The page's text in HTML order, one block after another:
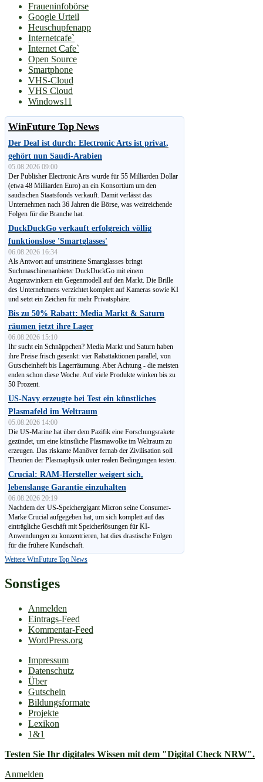
Fraueninfobörse
Google Urteil
Heuschupfenapp
Internetcafe`
Internet Cafe`
Open Source
Smartphone
VHS-Cloud
VHS Cloud
Windows11
WinFuture Top News
Der Deal ist durch: Electronic Arts ist privat,
gehört nun Saudi-Arabien
05.08.2026 09:00
Der Publisher Electronic Arts wurde für 55 Milliarden Dollar
(etwa 48 Milliarden Euro) an ein Konsortium um den
saudischen Staatsfonds verkauft. Damit verlässt das
Unternehmen nach 36 Jahren die Börse, was weitreichende
Folgen für die Branche hat.
DuckDuckGo verkauft erfolgreich völlig
funktionslose 'Smartglasses'
06.08.2026 16:34
Als Antwort auf umstrittene Smartglasses bringt
Suchmaschinen­anbieter DuckDuckGo mit einem
Augenzwinkern ein Gegenmodell auf den Markt. Die Brille
des Unternehmens verzichtet komplett auf Kameras sowie KI
und setzt ein Zeichen für mehr Privatsphäre.
Bis zu 50% Rabatt: Media Markt & Saturn
räumen jetzt ihre Lager
06.08.2026 15:10
Ihr sucht ein Schnäppchen? Media Markt und Saturn haben
ihre Preise frisch gesenkt: vier Rabattaktionen parallel, von
Gut­schein­heft bis Lagerräumung. Aber Achtung - die meisten
enden schon diese Woche. Auf viele Produkte winken bis zu
50 Prozent.
US-Navy erzeugte bei Test ein künstliches
Plasmafeld im Weltraum
05.08.2026 14:00
Die US-Marine hat über dem Pazifik eine Forschungsrakete
gezündet, um eine künstliche Plasmawolke im Weltraum zu
erzeugen. Das riskante Manöver fernab der Zivilisation soll
Theorien der Plasmaphysik unter realen Bedingungen testen.
Crucial: RAM-Hersteller weigert sich,
lebenslange Garantie einzuhalten
06.08.2026 20:19
Nachdem der US-Speichergigant Micron seine Consumer-
Marke Crucial aufgegeben hat, um sich komplett auf das
einträgliche Geschäft mit Speicherlösungen für KI-
Anwendungen zu konzen­trieren, hat dies drastische Folgen
für die frühere Kundschaft.
Weitere WinFuture Top News
Sonstiges
Anmelden
Eintrags-Feed
Kommentar-Feed
WordPress.org
Impressum
Datenschutz
Über
Gutschein
Bildungsformate
Projekte
Lexikon
1&1
Testen Sie Ihr digitales Wissen mit dem "Digital Check NRW".
Anmelden